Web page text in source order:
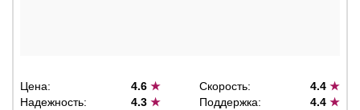
Цена: 4.6★ Скорость: 4.4 ★
Надежность:
4.3★ Поддержка: 4.4 ★